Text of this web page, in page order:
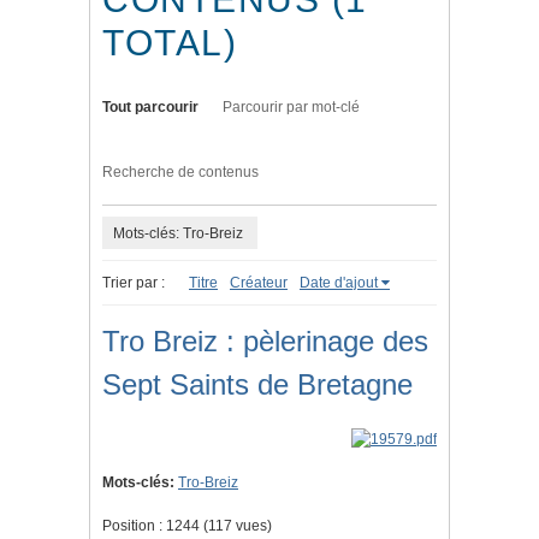
TOTAL)
Tout parcourir Parcourir par mot-clé
Recherche de contenus
Mots-clés: Tro-Breiz
Trier par : Titre Créateur Date d'ajout
Tro Breiz : pèlerinage des
Sept Saints de Bretagne
Mots-clés: Tro-Breiz
Position : 1244 (117 vues)